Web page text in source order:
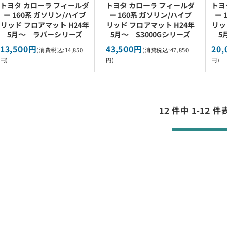
トヨタ カローラ フィールダ
ー 160系 ガソリン/ハイブ
リッド フロアマット H24年
5月～ ラバーシリーズ
13,500円(消費税込:14,850
円)
トヨタ カローラ フィールダ
ー 160系 ガソリン/ハイブ
リッド フロアマット H24年
5月～ S3000Gシリーズ
43,500円(消費税込:47,850
円)
ト
ー
リ
5
円)
12 件中 1-12